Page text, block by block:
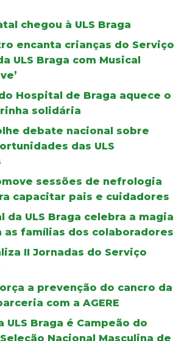
chegou à ULS Braga
encanta crianças do Serviço
ULS Braga com Musical
Hospital de Braga aquece o
solidária
debate nacional sobre
das ULS
sessões de nefrologia
capacitar pais e cuidadores
da ULS Braga celebra a magia
as famílias dos colaboradores
II Jornadas do Serviço
a prevenção do cancro da
com a AGERE
ULS Braga é Campeão do
Nacional Masculina de